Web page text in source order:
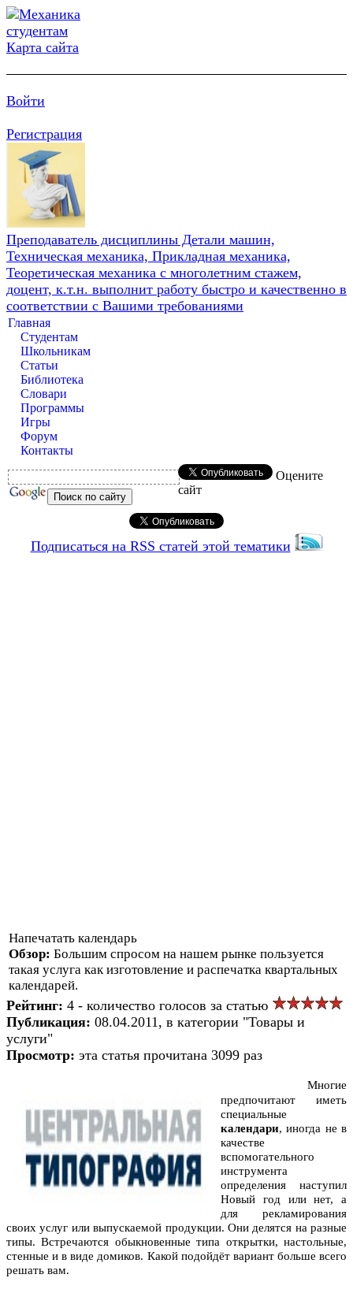
Карта сайта
Войти
Регистрация
Преподаватель дисциплины Детали машин,
Техническая механика, Прикладная механика,
Теоретическая механика с многолетним стажем,
доцент, к.т.н. выполнит работу быстро и качественно в
соответствии с Вашими требованиями
Главная
Студентам
Школьникам
Статьи
Библиотека
Словари
Программы
Игры
Форум
Контакты
Оцените
сайт
Подписаться на RSS статей этой тематики
Напечатать календарь
Обзор: Большим спросом на нашем рынке пользуется
такая услуга как изготовление и распечатка квартальных
календарей.
Рейтинг: 4 - количество голосов за статью
Публикация: 08.04.2011, в категории "Товары и
услуги"
Просмотр: эта статья прочитана 3099 раз
Многие
предпочитают иметь
специальные
календари, иногда не в
качестве
вспомогательного
инструмента
определения наступил
Новый год или нет, а
для рекламирования
своих услуг или выпускаемой продукции. Они делятся на разные
типы. Встречаются обыкновенные типа открытки, настольные,
стенные и в виде домиков. Какой подойдёт вариант больше всего
решать вам.